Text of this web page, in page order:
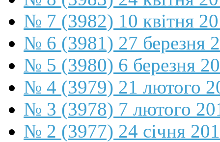
№ 7 (3982) 10 квітня
№ 6 (3981) 27 березня
№ 5 (3980) 6 березня
№ 4 (3979) 21 лютого
№ 3 (3978) 7 лютого
№ 2 (3977) 24 січня